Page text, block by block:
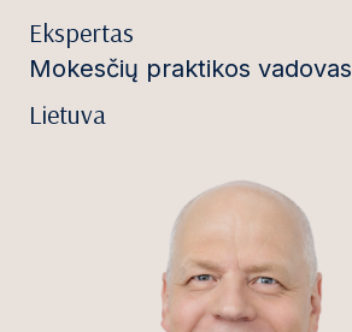
Ekspertas
Mokesčių praktikos vadovas
Lietuva